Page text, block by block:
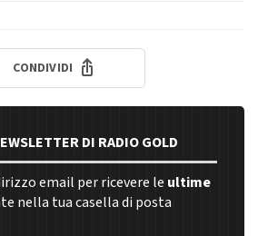
CONDIVIDI
DI RADIO GOLD
email per ricevere le ultime
nella tua casella di posta